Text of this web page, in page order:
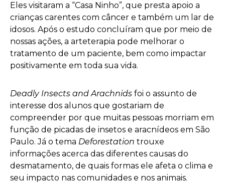
Eles visitaram a “Casa Ninho”, que presta apoio a
crianças carentes com câncer e também um lar de
idosos. Após o estudo concluíram que por meio de
nossas ações, a arteterapia pode melhorar o
tratamento de um paciente, bem como impactar
positivamente em toda sua vida.
Deadly Insects and Arachnids foi o assunto de
interesse dos alunos que gostariam de
compreender por que muitas pessoas morriam em
função de picadas de insetos e aracnídeos em São
Paulo. Já o tema Deforestation trouxe
informações acerca das diferentes causas do
desmatamento, de quais formas ele afeta o clima e
seu impacto nas comunidades e nos animais.